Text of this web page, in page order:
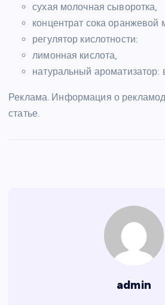
сухая молочная сыворотка,
концентрат сока оранжевой
регулятор кислотности:
лимонная кислота,
натуральный ароматизатор:
Реклама. Информация о
статье.
admin